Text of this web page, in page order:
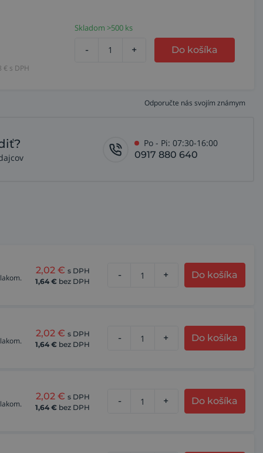
€ s DPH
Skladom >500 ks
- + Do košíka
Odporučte nás svojím známym
Po - Pi: 07:30-16:00
0917 880 640
2,02 € s DPH
1,64 € bez DPH
- + Do košíka
2,02 € s DPH
1,64 € bez DPH
- + Do košíka
2,02 € s DPH
1,64 € bez DPH
- + Do košíka